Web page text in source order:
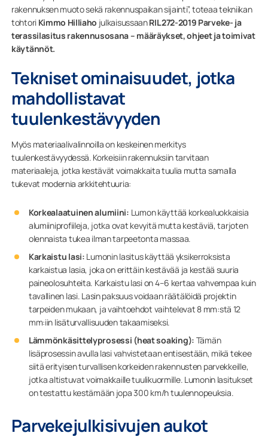
rakennuksen muoto sekä rakennuspaikan sijainti”, toteaa tekniikan
tohtori Kimmo Hilliaho julkaisussaanRIL 272-2019 Parveke- ja
terassilasitus rakennusosana – määräykset, ohjeet ja toimivat
käytännöt.
Tekniset ominaisuudet, jotka
mahdollistavat
tuulenkestävyyden
Myös materiaalivalinnoilla on keskeinen merkitys
tuulenkestävyydessä. Korkeisiin rakennuksiin tarvitaan
materiaaleja, jotka kestävät voimakkaita tuulia mutta samalla
tukevat modernia arkkitehtuuria:
Korkealaatuinen alumiini: Lumon käyttää korkealuokkaisia
alumiiniprofiileja, jotka ovat kevyitä mutta kestäviä, tarjoten
olennaista tukea ilman tarpeetonta massaa.
Karkaistu lasi: Lumonin lasitus käyttää yksikerroksista
karkaistua lasia, joka on erittäin kestävää ja kestää suuria
paineolosuhteita. Karkaistu lasi on 4–6 kertaa vahvempaa kuin
tavallinen lasi. Lasin paksuus voidaan räätälöidä projektin
tarpeiden mukaan, ja vaihtoehdot vaihtelevat 8 mm:stä 12
mm:iin lisäturvallisuuden takaamiseksi.
Lämmönkäsittelyprosessi (heat soaking): Tämän
lisäprosessin avulla lasi vahvistetaan entisestään, mikä tekee
siitä erityisen turvallisen korkeiden rakennusten parvekkeille,
jotka altistuvat voimakkaille tuulikuormille. Lumonin lasitukset
on testattu kestämään jopa 300 km/h tuulennopeuksia.
Parvekejulkisivujen aukot